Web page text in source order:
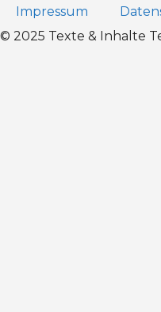
Impressum
© 2025 Texte & Inhalte